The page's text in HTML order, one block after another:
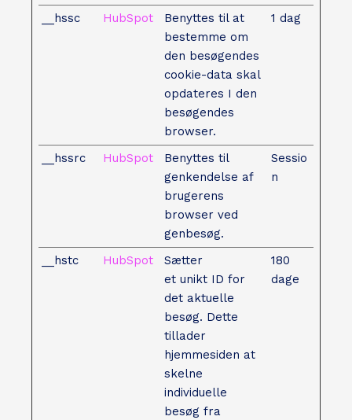
__hssc
HubSpot
Benyttes til at
bestemme om
den besøgendes
cookie-data skal
opdateres I den
besøgendes
browser.
1 dag
__hssrc HubSpot
Benyttes til
genkendelse af
brugerens
browser ved
genbesøg.
Sessio
n
__hstc HubSpot
Sætter
et unikt ID for
det aktuelle
besøg. Dette
tillader
hjemmesiden at
skelne
individuelle
besøg fra
180
dage